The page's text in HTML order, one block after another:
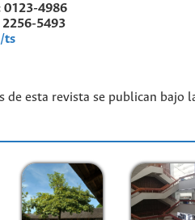
0123-4986
2256-5493
ts
de esta revista se publican bajo